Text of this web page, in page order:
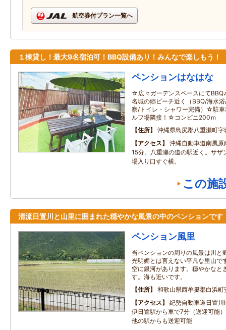
航空券付プラン一覧へ
１棟貸し！最大9名宿泊可！BBQ設備あり！みんなで楽しもう！
ペンションはなはな
☆広々ガーデンスペースにて
名城の郷ビーチ近く（BBQ/海水
察/トイレ・シャワー完備）☆駐
ルフ場隣接！☆コンビニ200ｍ
住所
沖縄県島尻郡八重瀬町
アクセス
沖縄自動車道南風
15分。八重瀬の道の駅近く。サザ
場入り口すぐ横。
この施
清流日置川と山里に囲まれた穏やかな風景の中のペンションです
ペンション風里
当ペンションの周りの風景は川と
光明媚とは言えない平凡な里山で
空に銀河があります。穏やかなと
す。海も近いです。
住所
和歌山県西牟婁郡白浜町
アクセス
紀勢自動車道日置
伊日置駅から車で7分（送迎可能
他の駅からも送迎可能